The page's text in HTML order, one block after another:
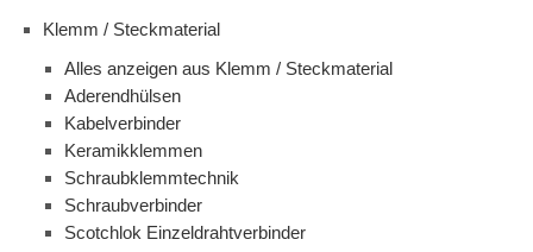
Klemm / Steckmaterial
Alles anzeigen aus Klemm / Steckmaterial
Aderendhülsen
Kabelverbinder
Keramikklemmen
Schraubklemmtechnik
Schraubverbinder
Scotchlok Einzeldrahtverbinder